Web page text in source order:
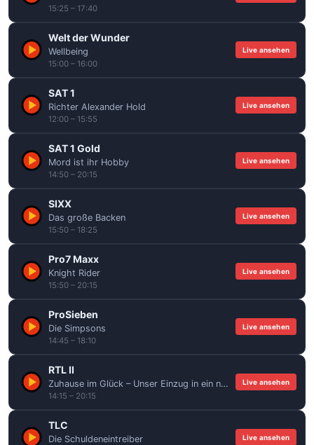
15:25 – 17:40
Welt der Wunder
Wellbeing
15:00 – 16:00
Live ansehen
SAT 1
Richter Alexander Hold
12:00 – 15:55
Live ansehen
SAT 1 Gold
Mord ist ihr Hobby
14:50 – 20:15
Live ansehen
SIXX
Das große Backen
15:50 – 18:25
Live ansehen
Pro7 Maxx
Knight Rider
15:50 – 20:15
Live ansehen
ProSieben
Die Simpsons
14:45 – 18:10
Live ansehen
RTL II
Zuhause im Glück – Unser Einzug in ein neues Leben
14:15 – 20:15
Live ansehen
TLC
Die Schuldeneintreiber Live ansehen